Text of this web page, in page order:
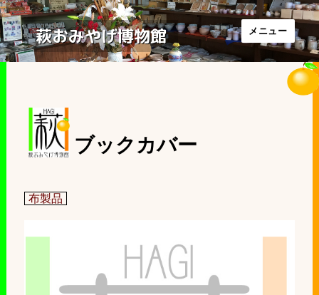
萩おみやげ博物館 メニュー
ブックカバー
布製品